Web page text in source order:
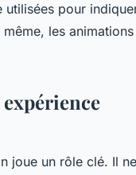
utilisées pour
même, les animations
joue un rôle clé. Il ne